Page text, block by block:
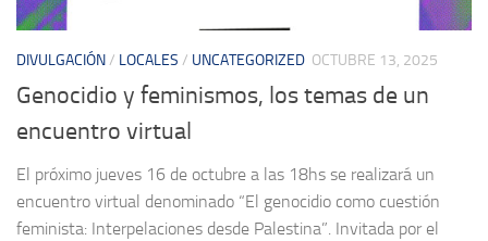
DIVULGACIÓN/ LOCALES / UNCATEGORIZED OCTUBRE 13, 2025
Genocidio y feminismos, los temas de un
encuentro virtual
El próximo jueves 16 de octubre a las 18hs se realizará un
encuentro virtual denominado “El genocidio como cuestión
feminista: Interpelaciones desde Palestina”. Invitada por el